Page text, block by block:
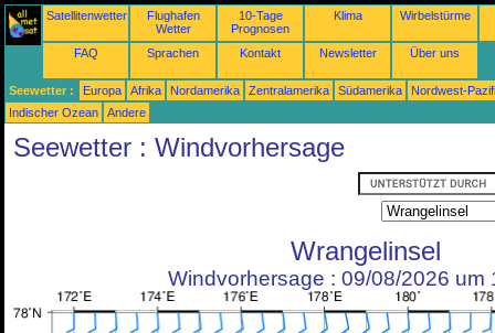
Satellitenwetter
Flughafen
Wetter
10-Tage
Prognosen
Klima Wirbelstürme
FAQ Sprachen Kontakt Newsletter Über uns
Seewetter : Europa Afrika Nordamerika Zentralamerika Südamerika
Nordwest-
Indischer Ozean
Andere
Seewetter : Windvorhersage
Wrangelinsel
Windvorhersage : 09/08/2026 um